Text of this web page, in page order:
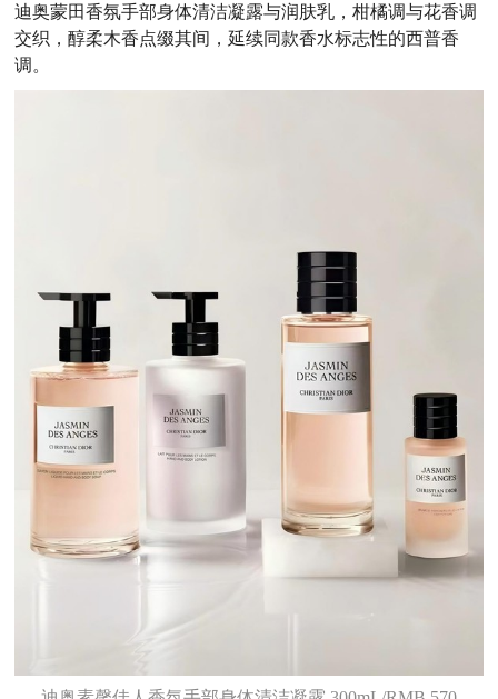
迪奥蒙田香氛手部身体清洁凝露与润肤乳，柑橘调与花香调
交织，醇柔木香点缀其间，延续同款香水标志性的西普香
调。